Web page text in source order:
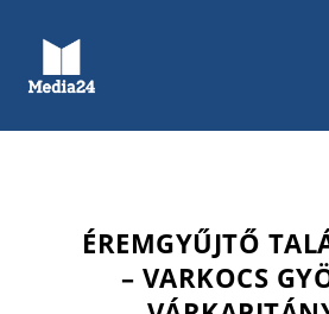
ÉREMGYŰJTŐ
– VARKOCS